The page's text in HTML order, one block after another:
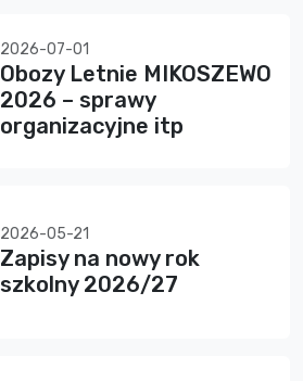
2026-07-01
Obozy Letnie MIKOSZEWO
2026 – sprawy
organizacyjne itp
2026-05-21
Zapisy na nowy rok
szkolny 2026/27